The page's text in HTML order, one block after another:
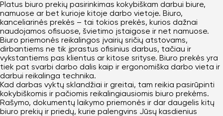
Platus biuro prekių pasirinkimas kokybiškam darbui biure,
namuose ar bet kurioje kitoje darbo vietoje. Biuro,
kanceliarinės prekės – tai tokios prekės, kurios dažnai
naudojamos ofisuose, švietimo įstaigose ir net namuose.
Biuro priemonės reikalingos įvairių sričių atstovams,
dirbantiems ne tik įprastus ofisinius darbus, tačiau ir
vykstantiems pas klientus ar kitose srityse. Biuro prekės yra
tiek pat svarbi darbo dalis kaip ir ergonomiška darbo vieta ir
darbui reikalinga technika.
Kad darbas vyktų sklandžiai ir greitai, tam reikia pasirūpinti
kokybiškomis ir pačiomis reikalingiausiomis biuro prekėms.
Rašymo, dokumentų laikymo priemonės ir dar daugelis kitų
biuro prekių ir priedų, kurie palengvins Jūsų kasdienius